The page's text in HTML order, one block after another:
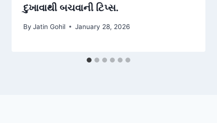
દુખાવાથી બચવાની ટિપ્સ.
By Jatin Gohil January 28, 2026